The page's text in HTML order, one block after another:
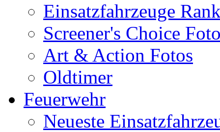
Einsatzfahrzeuge
Screener's Choice
Art & Action Fotos
Oldtimer
Feuerwehr
Neueste